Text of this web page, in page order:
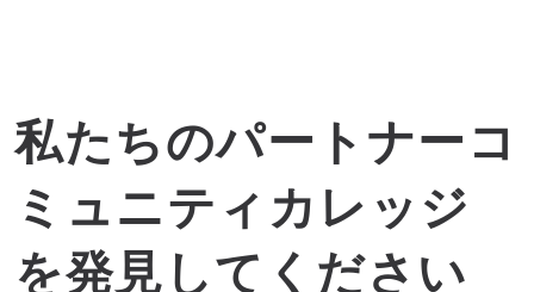
私たちのパートナーコ
ミュニティカレッジ
を発見してください